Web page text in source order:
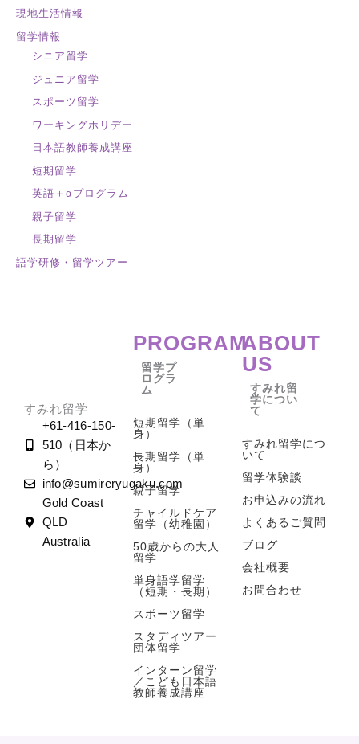
現地生活情報
留学情報
シニア留学
ジュニア留学
スポーツ留学
ワーキングホリデー
日本語教師養成講座
短期留学
英語＋αプログラム
親子留学
長期留学
語学研修・留学ツアー
すみれ留学
+61-416-150-
510（日本か
ら）
info@sumireryugaku.com
Gold Coast
QLD
Australia
PROGRAM
留学プ
ログラ
ム
短期留学（単
身）
長期留学（単
身）
親子留学
チャイルドケア
留学（幼稚園）
50歳からの大人
留学
単身語学留学
（短期・長期）
スポーツ留学
スタディツアー
団体留学
インターン留学
／こども日本語
教師養成講座
ABOUT
US
すみれ留
学につい
て
すみれ留学につ
いて
留学体験談
お申込みの流れ
よくあるご質問
ブログ
会社概要
お問合わせ